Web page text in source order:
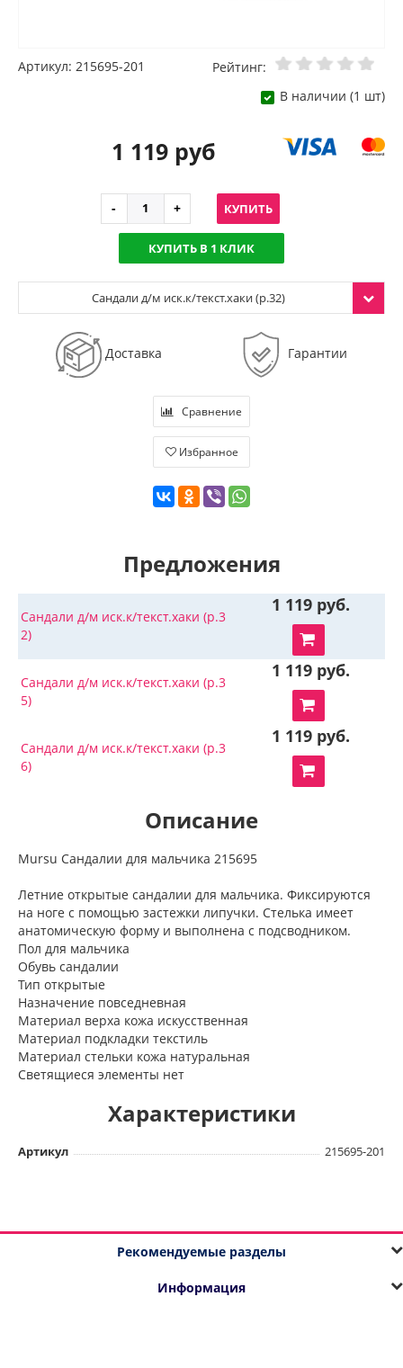
Артикул: 215695-201
Рейтинг:
В наличии (1 шт)
1 119 руб
КУПИТЬ
КУПИТЬ В 1 КЛИК
Сандали д/м иск.к/текст.хаки (р.32)
Доставка Гарантии
Сравнение
Избранное
Предложения
Сандали д/м иск.к/текст.хаки (р.3
2)
1 119 руб.
Сандали д/м иск.к/текст.хаки (р.3
5)
1 119 руб.
Сандали д/м иск.к/текст.хаки (р.3
6)
1 119 руб.
Описание
Mursu Сандалии для мальчика 215695
Летние открытые сандалии для мальчика. Фиксируются
на ноге с помощью застежки липучки. Стелька имеет
анатомическую форму и выполнена с подсводником.
Пол для мальчика
Обувь сандалии
Тип открытые
Назначение повседневная
Материал верха кожа искусственная
Материал подкладки текстиль
Материал стельки кожа натуральная
Светящиеся элементы нет
Характеристики
Артикул 215695-201
Рекомендуемые разделы
Информация